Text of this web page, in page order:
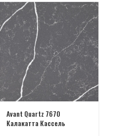
Avant Quartz 7670
Калакатта Кассель